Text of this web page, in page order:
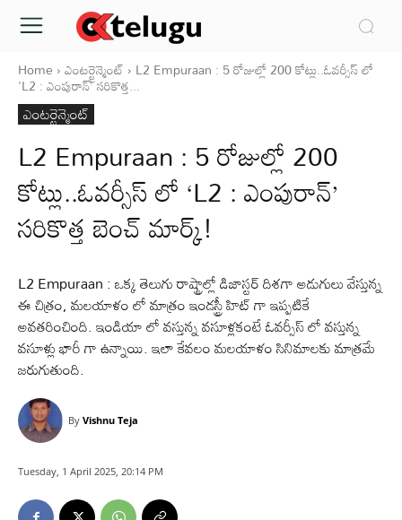
Home ఎంటర్టైన్మెంట్ L2 Empuraan : 5 రోజుల్లో 200 కోట్లు..ఓవర్సీస్ లో
'L2 : ఎంపురాన్' సరికొత్త...
ఎంటర్టైన్మెంట్
L2 Empuraan : 5 రోజుల్లో 200
కోట్లు..ఓవర్సీస్ లో ‘L2 : ఎంపురాన్’
సరికొత్త బెంచ్ మార్క్!
L2 Empuraan : ఒక్క తెలుగు రాష్ట్రాల్లో డిజాస్టర్ దిశగా అడుగులు వేస్తున్న
ఈ చిత్రం, మలయాళం లో మాత్రం ఇండస్ట్రీ హిట్ గా ఇప్పటికే
అవతరించింది. ఇండియా లో వస్తున్న వసూళ్లకంటే ఓవర్సీస్ లో వస్తున్న
వసూళ్లు భారీ గా ఉన్నాయి. ఇలా కేవలం మలయాళం సినిమాలకు మాత్రమే
జరుగుతుంది.
By Vishnu Teja
Tuesday, 1 April 2025, 20:14 PM